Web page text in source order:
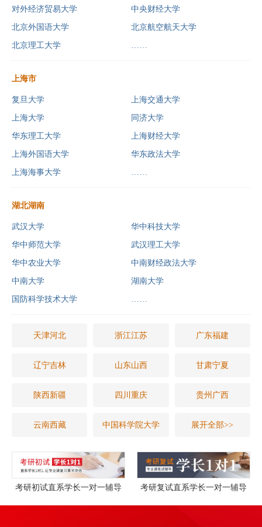
对外经济贸易大学 中央财经大学
北京外国语大学 北京航空航天大学
北京理工大学 ……
上海市
复旦大学 上海交通大学
上海大学 同济大学
华东理工大学 上海财经大学
上海外国语大学 华东政法大学
上海海事大学 ……
湖北湖南
武汉大学 华中科技大学
华中师范大学 武汉理工大学
华中农业大学 中南财经政法大学
中南大学 湖南大学
国防科学技术大学 ……
天津河北 浙江江苏 广东福建
辽宁吉林 山东山西 甘肃宁夏
陕西新疆 四川重庆 贵州广西
云南西藏 中国科学院大学 展开全部>>
考研初试直系学长一对一辅导 考研复试直系学长一对一辅导